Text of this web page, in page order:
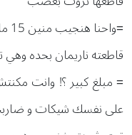
=واحنا هنجيب منين 15 مليون يا ناريمان ده مبلغ كبير
قاطعته ناريمان بحده
= مبلغ كبير ؟! وانت
على نفسك شيكات و